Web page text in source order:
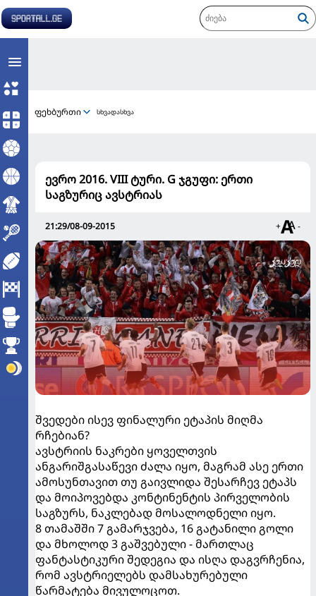
ფეხბურთი სხვადასხვა
ევრო 2016. VIII ტური. G ჯგუფი: ერთი
საგზურიც ავსტრიას
21:29/08-09-2015 + -
შვედები ისევ ფინალური ეტაპის მიღმა
რჩებიან?
ავსტრიის ნაკრები ყოველთვის
ანგარიშგასაწევი ძალა იყო, მაგრამ ასე ერთი
ამოსუნთავით თუ გაივლიდა შესარჩევ ეტაპს
და მოიპოვებდა კონტინენტის პირველობის
საგზურს, ნაკლებად მოსალოდნელი იყო.
8 თამაშში 7 გამარჯვება, 16 გატანილი გოლი
და მხოლოდ 3 გაშვებული - მართლაც
ფანტასტიკური შედეგია და ისღა დაგვრჩენია,
რომ ავსტრიელებს დამსახურებული
წარმატება მივულოცოთ.